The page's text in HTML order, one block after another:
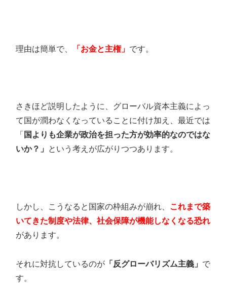
理由は簡単で、 「お金と主権」 です。
さきほど説明したように、グローバル資本主義によっ
て国が潤わなくなっていることに付け加え、最近では
「 国よりも企業が政治を担った方が効率的なのではな
いか？」
という考えが広がりつつあります。
しかし、こうなると国家の枠組みが崩れ、 これまで築
いてきた制度や法律、社会保障が機能しなくなる恐れ
があります。
それに対抗しているのが 「反グローバリズム主義」 で
す。